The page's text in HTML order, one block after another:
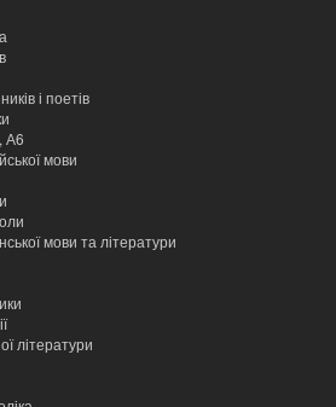
і поетів
А6
мови
мови та літератури
літератури